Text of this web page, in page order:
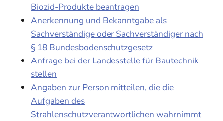
Biozid-Produkte beantragen
Anerkennung und Bekanntgabe als
Sachverständige oder Sachverständiger nach
§ 18 Bundesbodenschutzgesetz
Anfrage bei der Landesstelle für Bautechnik
stellen
Angaben zur Person mitteilen, die die
Aufgaben des
Strahlenschutzverantwortlichen wahrnimmt